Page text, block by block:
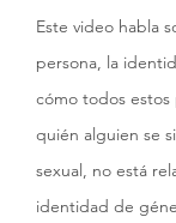
Este video habla
persona, la
cómo todos
quién alguien se
sexual, no está
identidad de